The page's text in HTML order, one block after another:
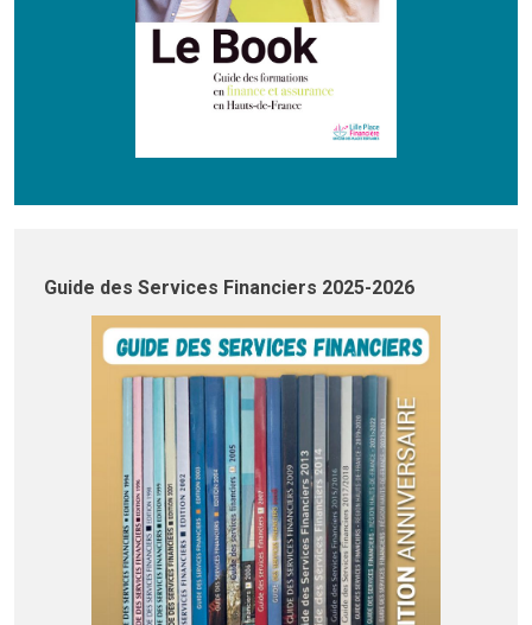
Guide des Services Financiers 2025-2026